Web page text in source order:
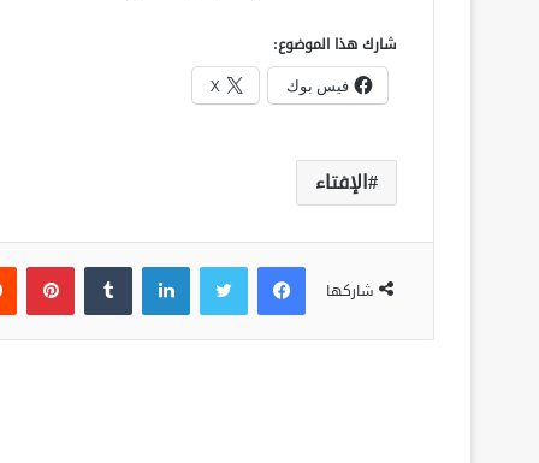
شارك هذا الموضوع:
فيس بوك X
الإفتاء
شاركها
فيسبوك لينكدإن بينتيريست